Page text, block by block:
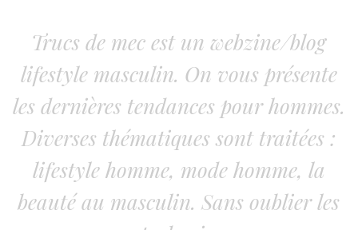
Trucs de mec est un webzine/blog
lifestyle masculin. On vous présente
les dernières tendances pour hommes.
Diverses thématiques sont traitées :
lifestyle homme, mode homme, la
beauté au masculin. Sans oublier les